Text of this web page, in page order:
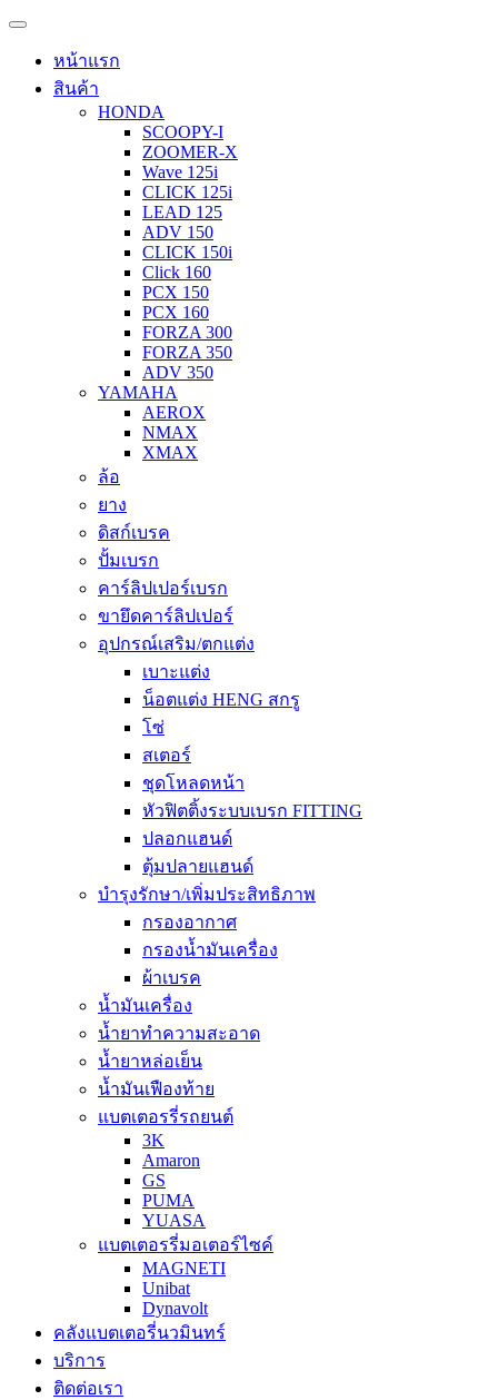
หน้าแรก
สินค้า
HONDA
SCOOPY-I
ZOOMER-X
Wave 125i
CLICK 125i
LEAD 125
ADV 150
CLICK 150i
Click 160
PCX 150
PCX 160
FORZA 300
FORZA 350
ADV 350
YAMAHA
AEROX
NMAX
XMAX
ล้อ
ยาง
ดิสก์เบรค
ปั้มเบรก
คาร์ลิปเปอร์เบรก
ขายึดคาร์ลิปเปอร์
อุปกรณ์เสริม/ตกแต่ง
เบาะแต่ง
น็อตแต่ง HENG สกรู
โซ่
สเตอร์
ชุดโหลดหน้า
หัวฟิตติ้งระบบเบรก FITTING
ปลอกแฮนด์
ตุ้มปลายแฮนด์
บำรุงรักษา/เพิ่มประสิทธิภาพ
กรองอากาศ
กรองน้ำมันเครื่อง
ผ้าเบรค
น้ำมันเครื่อง
น้ำยาทำความสะอาด
น้ำยาหล่อเย็น
น้ำมันเฟืองท้าย
แบตเตอรรี่รถยนต์
3K
Amaron
GS
PUMA
YUASA
แบตเตอรรี่มอเตอร์ไซค์
MAGNETI
Unibat
Dynavolt
คลังแบตเตอรี่นวมินทร์
บริการ
ติดต่อเรา